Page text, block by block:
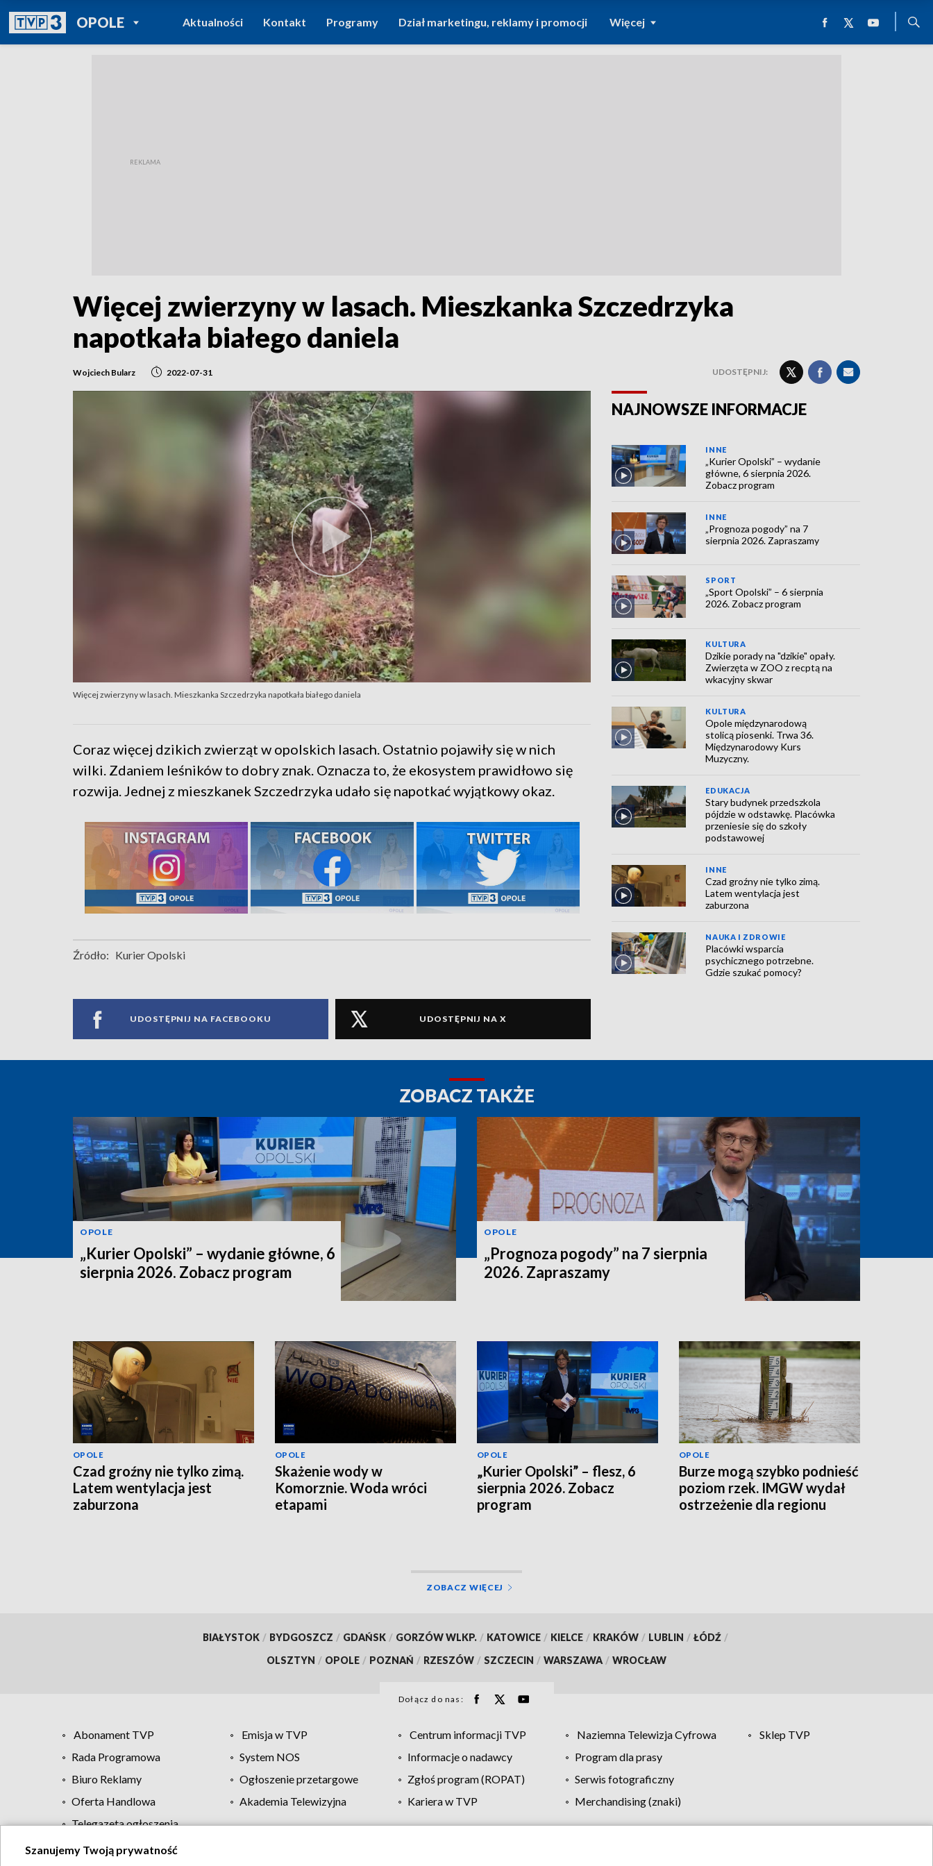
OPOLEPOWRÓT DO
TVP REGIONY
Aktualności Kontakt Programy Dział marketingu, reklamy i promocji Więcej
Więcej zwierzyny w lasach. Mieszkanka Szczedrzyka
napotkała białego daniela
Wojciech Bularz 2022-07-31 UDOSTĘPNIJ:
Więcej zwierzyny w lasach. Mieszkanka Szczedrzyka napotkała białego daniela
Coraz więcej dzikich zwierząt w opolskich lasach. Ostatnio pojawiły się w nich
wilki. Zdaniem leśników to dobry znak. Oznacza to, że ekosystem prawidłowo się
rozwija. Jednej z mieszkanek Szczedrzyka udało się napotkać wyjątkowy okaz.
Źródło: Kurier Opolski
UDOSTĘPNIJ NA FACEBOOKU UDOSTĘPNIJ NA X
NAJNOWSZE INFORMACJE
INNE
„Kurier Opolski” – wydanie
główne, 6 sierpnia 2026.
Zobacz program
INNE
„Prognoza pogody” na 7
sierpnia 2026. Zapraszamy
SPORT
„Sport Opolski” – 6 sierpnia
2026. Zobacz program
KULTURA
Dzikie porady na "dzikie" opały.
Zwierzęta w ZOO z recptą na
wkacyjny skwar
KULTURA
Opole międzynarodową
stolicą piosenki. Trwa 36.
Międzynarodowy Kurs
Muzyczny.
EDUKACJA
Stary budynek przedszkola
pójdzie w odstawkę. Placówka
przeniesie się do szkoły
podstawowej
INNE
Czad groźny nie tylko zimą.
Latem wentylacja jest
zaburzona
NAUKA I ZDROWIE
Placówki wsparcia
psychicznego potrzebne.
Gdzie szukać pomocy?
ZOBACZ TAKŻE
OPOLE
„Kurier Opolski” – wydanie główne, 6
sierpnia 2026. Zobacz program
OPOLE
„Prognoza pogody” na 7 sierpnia
2026. Zapraszamy
OPOLE
Czad groźny nie tylko zimą.
Latem wentylacja jest
zaburzona
OPOLE
Skażenie wody w
Komorznie. Woda wróci
etapami
OPOLE
„Kurier Opolski” – flesz, 6
sierpnia 2026. Zobacz
program
OPOLE
Burze mogą szybko podnieść
poziom rzek. IMGW wydał
ostrzeżenie dla regionu
ZOBACZ WIĘCEJ
BIAŁYSTOK / BYDGOSZCZ / GDAŃSK / GORZÓW WLKP. / KATOWICE / KIELCE / KRAKÓW / LUBLIN / ŁÓDŹ /
OLSZTYN / OPOLE / POZNAŃ / RZESZÓW / SZCZECIN / WARSZAWA / WROCŁAW
Dołącz do nas:
Abonament TVP Emisja w TVP Centrum informacji TVP Naziemna Telewizja Cyfrowa
Sklep TVP
Rada Programowa
System NOS Informacje o nadawcy
Program dla prasy
Biuro Reklamy
Ogłoszenie przetargowe Zgłoś program (ROPAT)
Serwis fotograficzny
Oferta Handlowa
Akademia Telewizyjna Kariera w TVP
Merchandising (znaki)
Telegazeta ogłoszenia
Szanujemy Twoją prywatność